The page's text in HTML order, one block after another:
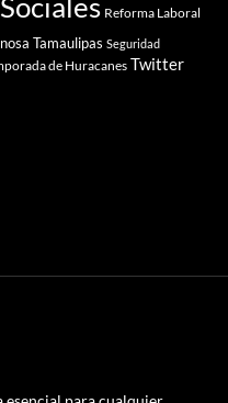
Reforma Laboral
Tamaulipas Seguridad
de Huracanes Twitter